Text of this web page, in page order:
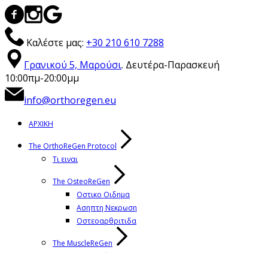
Καλέστε μας: +30 210 610 7288
Γρανικού 5, Μαρούσι. Δευτέρα-Παρασκευή
10:00πμ-20:00μμ
info@orthoregen.eu
ΑΡΧΙΚΗ
The OrthoReGen Protocol
Τι ειναι
The OsteoReGen
Οστικο Οιδημα
Ασηπτη Νεκρωση
Οστεοαρθριτιδα
The MuscleReGen